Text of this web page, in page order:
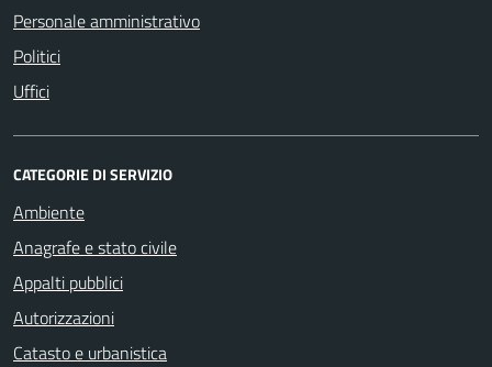
Personale amministrativo
Politici
Uffici
CATEGORIE DI SERVIZIO
Ambiente
Anagrafe e stato civile
Appalti pubblici
Autorizzazioni
Catasto e urbanistica